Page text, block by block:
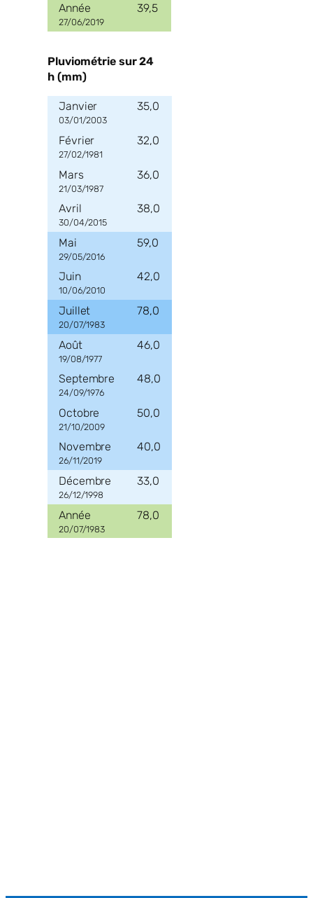
39,5
27/06/2019
Pluviométrie sur 24
h (mm)
35,0
03/01/2003
32,0
27/02/1981
36,0
21/03/1987
38,0
30/04/2015
59,0
29/05/2016
42,0
10/06/2010
78,0
20/07/1983
46,0
19/08/1977
48,0
24/09/1976
50,0
21/10/2009
40,0
26/11/2019
33,0
26/12/1998
78,0
20/07/1983